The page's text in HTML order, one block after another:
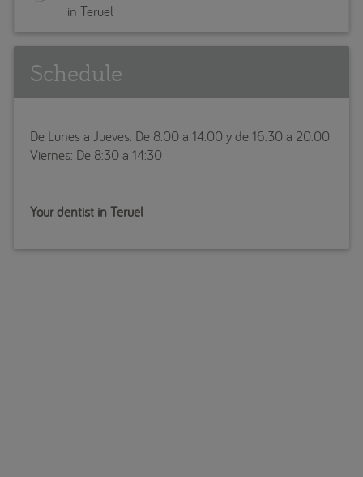
in Teruel
Schedule
De Lunes a Jueves: De 8:00 a 14:00 y de 16:30 a 20:00
Viernes: De 8:30 a 14:30
Your dentist in Teruel